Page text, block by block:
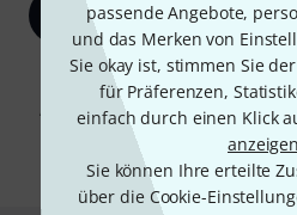
passende Angebote,
und das Merken von
Sie okay ist, stimmen Sie
für Präferenzen,
einfach durch einen Klick
Sie können Ihre erteilte
über die Cookie-
Jetzt
Mit Klick auf „Jetzt anmelden“
Werbung und einer Messung des E-
Abmeldung ist jederzeit möglich.
unseren
*